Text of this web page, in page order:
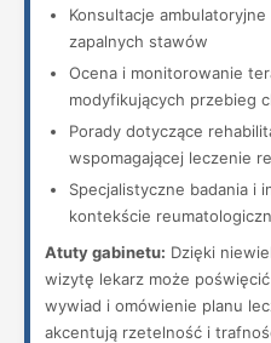
Konsultacje
zapalnych stawów
Ocena i monitorowanie
modyfikujących przebieg
Porady dotyczące
wspomagającej leczenie
Specjalistyczne badania i
kontekście
Atuty gabinetu: Dzięki
wizytę lekarz może
wywiad i omówienie planu
akcentują rzetelność i